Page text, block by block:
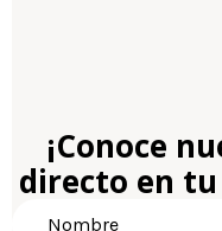
¡Conoce
directo en